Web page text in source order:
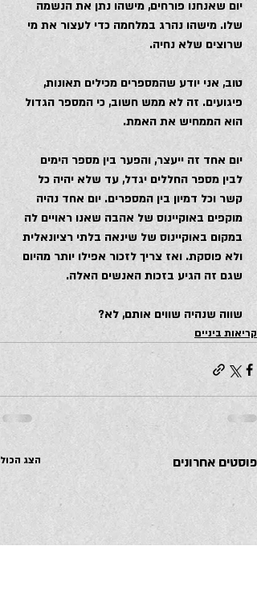
יום שאנחנו פורחים, מישהו נתן את הנשמה
שלו. מישהו נהרג במלחמה כדי לעצור את מי
שרוצים שלא נחיה.
טוב, אני יודע שהמספרים מכילים תאונות,
פיגועים. זה לא ממש חשוב, כי המספר הגדול
הוא הממחיש את האמת.
יום אחד זה ייעצר, והפער בין מספר הימים
לבין מספר החללים יגדל, עד שלא יהיה כל
קשר וכל דמיון בין המספרים. יום אחד נהיה
מוקפים באוקיינוס של אהבה שאנו ראויים לה
במקום באוקיינוס של שינאה בלתי רציונאלית
ולא פוסקת. ואז צריך לזכור אפילו יותר מהיום
שגם זה הגיע בזכות האנשים האלה.
שווה שנהיה שווים אותם, לא?
קריאות ביניים
פוסטים אחרונים הצג הכול